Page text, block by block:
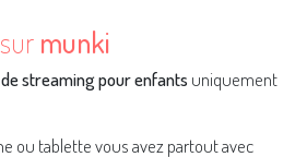
munki
streaming pour enfants uniquement
ou tablette vous avez partout avec